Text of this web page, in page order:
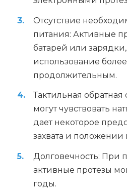
Отсутствие
питания: Активные
батарей или
использование
продолжительным.
Тактильная обратная
могут чувствовать
дает некоторое
захвата и положении
Долговечность: При
активные протезы
годы.